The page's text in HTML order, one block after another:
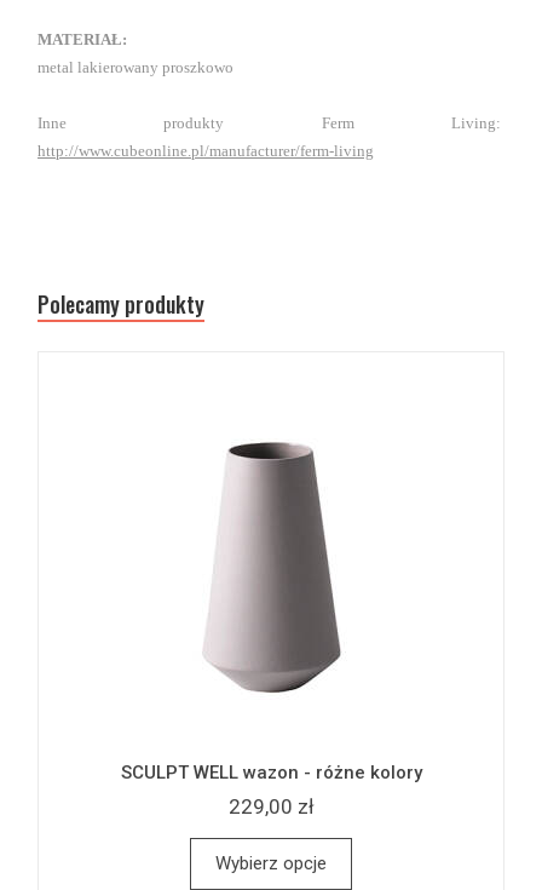
MATERIAŁ:
metal lakierowany proszkowo
Inne produkty Ferm Living:
http://www.cubeonline.pl/manufacturer/ferm-living
Polecamy produkty
SCULPT WELL wazon - różne kolory
229,00 zł
Wybierz opcje